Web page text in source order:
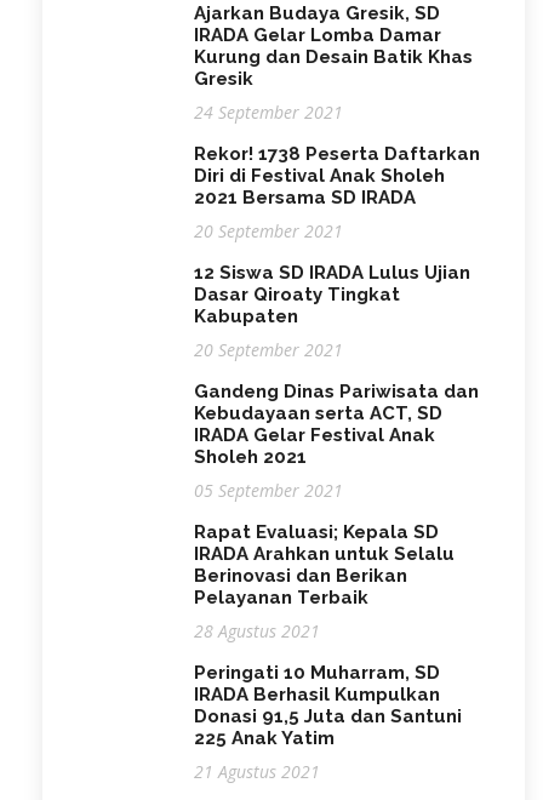
Ajarkan Budaya Gresik, SD
IRADA Gelar Lomba Damar
Kurung dan Desain Batik Khas
Gresik
24 September 2021
Rekor! 1738 Peserta Daftarkan
Diri di Festival Anak Sholeh
2021 Bersama SD IRADA
20 September 2021
12 Siswa SD IRADA Lulus Ujian
Dasar Qiroaty Tingkat
Kabupaten
20 September 2021
Gandeng Dinas Pariwisata dan
Kebudayaan serta ACT, SD
IRADA Gelar Festival Anak
Sholeh 2021
05 September 2021
Rapat Evaluasi; Kepala SD
IRADA Arahkan untuk Selalu
Berinovasi dan Berikan
Pelayanan Terbaik
28 Agustus 2021
Peringati 10 Muharram, SD
IRADA Berhasil Kumpulkan
Donasi 91,5 Juta dan Santuni
225 Anak Yatim
21 Agustus 2021